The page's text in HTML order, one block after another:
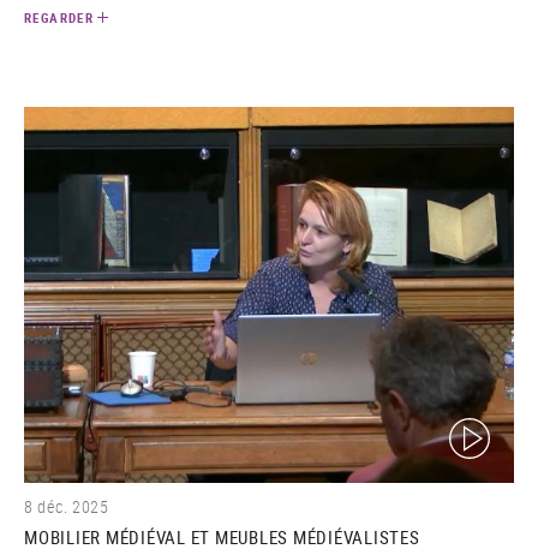
REGARDER
(video)
8 déc. 2025
MOBILIER MÉDIÉVAL ET MEUBLES MÉDIÉVALISTES